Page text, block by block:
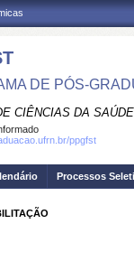
DE PÓS-
CIÊNCIAS DA SAÚDE
ppgfst
Processos